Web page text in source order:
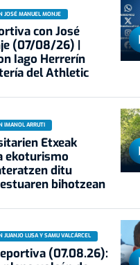
JOSÉ MANUEL MONJE
con José
(07/08/26) |
Iago Herrerín
del Athletic
IMANOL ARRUTI
Etxeak
ekoturismo
ditu
bihotzean
JUANJO LUSA Y SAMU VALCÁRCEL
(07.08.26):